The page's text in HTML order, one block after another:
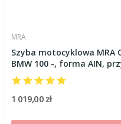
MRA
Szyba motocyklowa MRA
BMW 100 -, forma AIN,
1 019,00 zł